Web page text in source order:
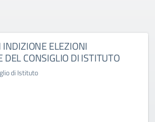
INDIZIONE ELEZIONI
DEL CONSIGLIO DI ISTITUTO
di Istituto